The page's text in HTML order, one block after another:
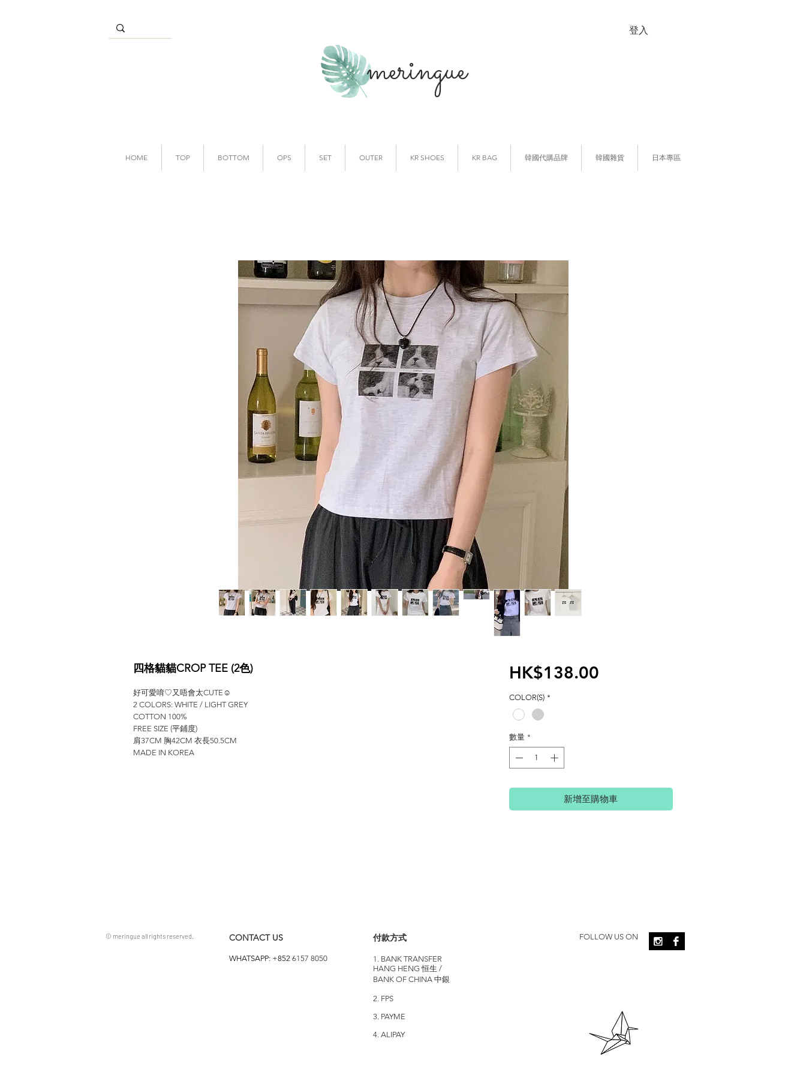
meringue
登入
四格貓貓CROP TEE (2色)
好可愛唷♡又唔會太CUTE☺️
2 COLORS: WHITE / LIGHT GREY
COTTON 100%
FREE SIZE (平鋪度)
肩37CM 胸42CM 衣長50.5CM
MADE IN KOREA
HK$138.00價
COLOR(S) *
數量 *
新增至購物車
HOME TOP BOTTOM OPS SET OUTER KR SHOES KR BAG 韓國代購品牌 韓國雜貨 日本專區
© meringue all rights reserved. CONTACT US
WHATSAPP: +852 6157 8050
付款方式
1. BANK TRANSFER
HANG HENG 恒生 /
BANK OF CHINA 中銀
2. FPS
3. PAYME
4. ALIPAY
FOLLOW US ON